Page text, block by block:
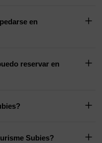
en
reservar en
Subies?